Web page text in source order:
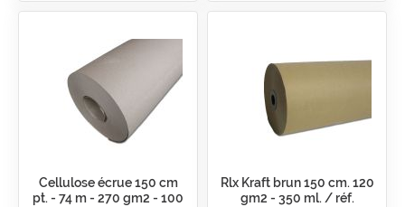
Cellulose écrue 150 cm
pt. - 74 m - 270 gm2 - 100
Rlx Kraft brun 150 cm. 120
gm2 - 350 ml. / réf.